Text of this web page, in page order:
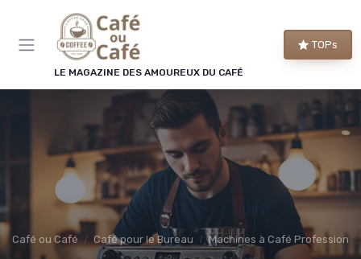
LE MAGAZINE DES AMOUREUX DU CAFÉ
TOPs
Café ou Café Café pour le Bureau Machines à Café
Panneau de gestion des cookies